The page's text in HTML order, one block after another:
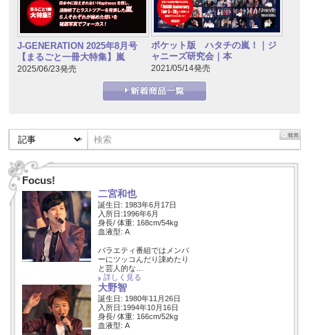
J-GENERATION 2025年8月号
【まるごと一冊大特集】嵐
2025/06/23発売
ポケット版 ハタチの嵐！｜ジ
ャニーズ研究会｜本
2021/05/14発売
Focus!
二宮和也
誕生日: 1983年6月17日
入所日:1996年6月
身長/ 体重: 168cm/54kg
血液型: A
バラエティ番組ではメンバ
ーにツッコんだり諌めたり
と芸人的な…
詳しく見る
大野智
誕生日: 1980年11月26日
入所日:1994年10月16日
身長/ 体重: 166cm/52kg
血液型: A